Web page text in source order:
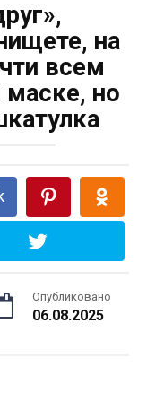
на
всем
маске, но
Опубликовано
06.08.2025